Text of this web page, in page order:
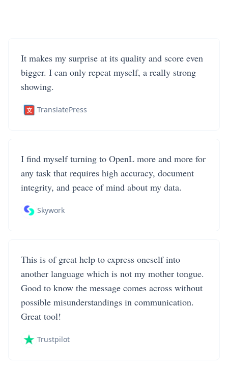
It makes my surprise at its quality and score even
bigger. I can only repeat myself, a really strong
showing.
TranslatePress
I find myself turning to OpenL more and more for
any task that requires high accuracy, document
integrity, and peace of mind about my data.
Skywork
This is of great help to express oneself into
another language which is not my mother tongue.
Good to know the message comes across without
possible misunderstandings in communication.
Great tool!
Trustpilot